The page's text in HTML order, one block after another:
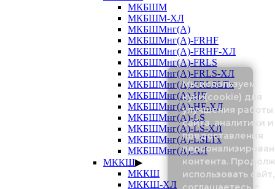
МКБШМ
МКБШМ-ХЛ
МКБШМнг(А)
МКБШМнг(А)-FRHF
МКБШМнг(А)-FRHF-ХЛ
МКБШМнг(А)-FRLS
МКБШМнг(А)-FRLS-ХЛ
МКБШМнг(А)-FRLSLTx
МКБШМнг(А)-HF
МКБШМнг(А)-HF-ХЛ
МКБШМнг(А)-LS
МКБШМнг(А)-LS-ХЛ
МКБШМнг(А)-LSLTx
МКБШМнг(А)-ХЛ
МККШ▶
МККШ
МККШ-ХЛ
Мы используем
куки(cookie) для
улучшения работы
сайта, аналитики и
предоставления
контента.
использовать